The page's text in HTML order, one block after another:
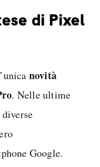
di Pixel
novità
. Nelle ultime
Google.